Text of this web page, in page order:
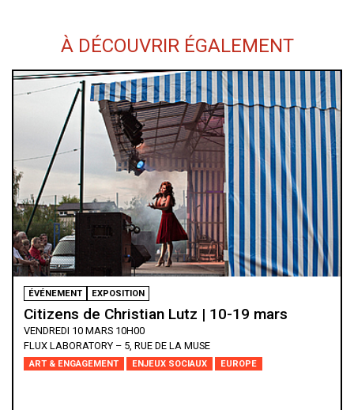
À DÉCOUVRIR ÉGALEMENT
ÉVÉNEMENT EXPOSITION
Citizens de Christian Lutz | 10-19 mars
VENDREDI 10 MARS 10H00
FLUX LABORATORY – 5, RUE DE LA MUSE
ART & ENGAGEMENT ENJEUX SOCIAUX EUROPE